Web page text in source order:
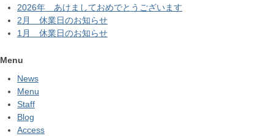
2026年 あけましておめでとうございます
2月 休業日のお知らせ
1月 休業日のお知らせ
Menu
News
Menu
Staff
Blog
Access